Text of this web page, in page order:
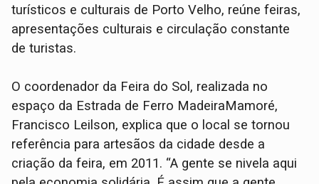
turísticos e culturais de Porto Velho, reúne feiras,
apresentações culturais e circulação constante
de turistas.
O coordenador da Feira do Sol, realizada no
espaço da Estrada de Ferro MadeiraMamoré,
Francisco Leilson, explica que o local se tornou
referência para artesãos da cidade desde a
criação da feira, em 2011. “A gente se nivela aqui